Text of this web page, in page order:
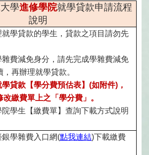
學進修學院就學貸款申請流程
說明
就學貸款的學生，貸款之項目請勿先
雜費減免身分，請先完成學雜費減免
，再辦理就學貸款。
貸款【學分費預估表】(如附件)，
改繳費單上之「學分費」。
院學生【繳費單】查詢下載方式說明
銀學雜費入口網(點我連結)下載繳費